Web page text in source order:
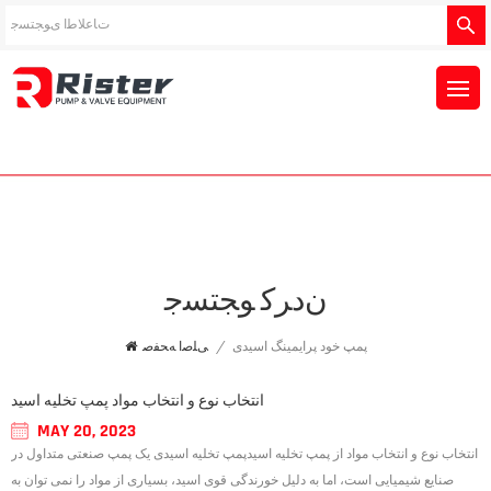
ﻥﺩﺮﮐ ﻮﺠﺘﺴﺟ
ﯽﻠﺻﺍ ﻪﺤﻔﺻ / پمپ خود پرایمینگ اسیدی
انتخاب نوع و انتخاب مواد پمپ تخلیه اسید
MAY 20, 2023
انتخاب نوع و انتخاب مواد از پمپ تخلیه اسیدپمپ تخلیه اسیدی یک پمپ صنعتی متداول در
صنایع شیمیایی است، اما به دلیل خورندگی قوی اسید، بسیاری از مواد را نمی توان به